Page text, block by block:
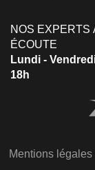
NOS EXPERTS
ÉCOUTE
Lundi -
18h
Mentions légales